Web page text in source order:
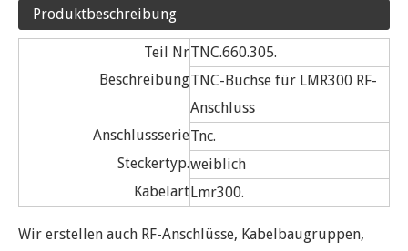
Produktbeschreibung
Teil NrTNC.660.305.
BeschreibungTNC-Buchse für LMR300 RF-
Anschluss
AnschlussserieTnc.
Steckertyp.weiblich
KabelartLmr300.
Wir erstellen auch RF-Anschlüsse, Kabelbaugruppen,